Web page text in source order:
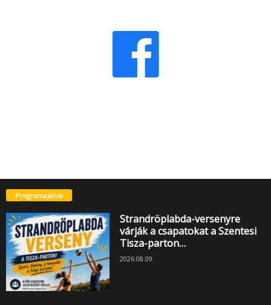
Programajánló
Strandröplabda-versenyre
várják a csapatokat a Szentesi
Tisza-parton…
2026.08.09.